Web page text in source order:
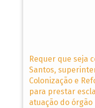
Requer que seja
Santos,
Colonização e
para prestar
atuação do órgão